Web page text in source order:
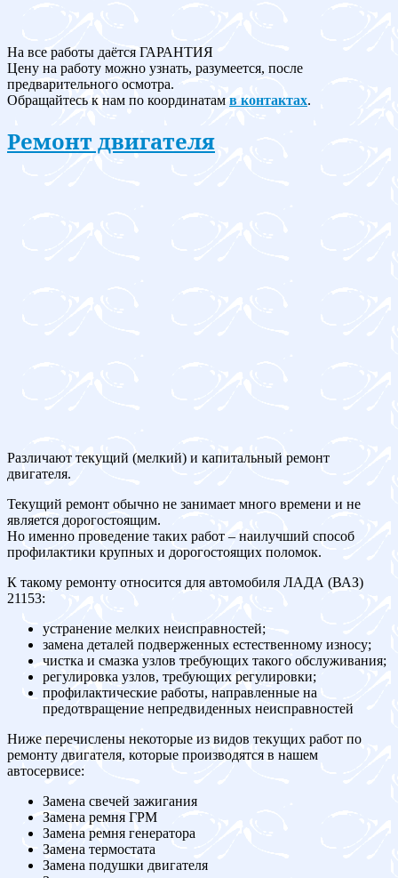
На все работы даётся ГАРАНТИЯ
Цену на работу можно узнать, разумеется, после
предварительного осмотра.
Обращайтесь к нам по координатам в контактах.
Ремонт двигателя
Различают текущий (мелкий) и капитальный ремонт
двигателя.
Текущий ремонт обычно не занимает много времени и не
является дорогостоящим.
Но именно проведение таких работ – наилучший способ
профилактики крупных и дорогостоящих поломок.
К такому ремонту относится для автомобиля ЛАДА (ВАЗ)
21153:
устранение мелких неисправностей;
замена деталей подверженных естественному износу;
чистка и смазка узлов требующих такого обслуживания;
регулировка узлов, требующих регулировки;
профилактические работы, направленные на
предотвращение непредвиденных неисправностей
Ниже перечислены некоторые из видов текущих работ по
ремонту двигателя, которые производятся в нашем
автосервисе:
Замена свечей зажигания
Замена ремня ГРМ
Замена ремня генератора
Замена термостата
Замена подушки двигателя